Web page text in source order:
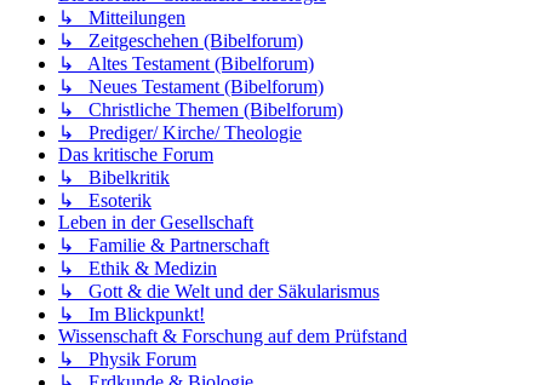
↳ Mitteilungen
↳ Zeitgeschehen (Bibelforum)
↳ Altes Testament (Bibelforum)
↳ Neues Testament (Bibelforum)
↳ Christliche Themen (Bibelforum)
↳ Prediger/ Kirche/ Theologie
Das kritische Forum
↳ Bibelkritik
↳ Esoterik
Leben in der Gesellschaft
↳ Familie & Partnerschaft
↳ Ethik & Medizin
↳ Gott & die Welt und der Säkularismus
↳ Im Blickpunkt!
Wissenschaft & Forschung auf dem Prüfstand
↳ Physik Forum